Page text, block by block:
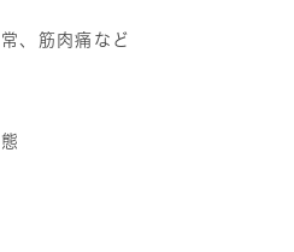
、筋肉痛など